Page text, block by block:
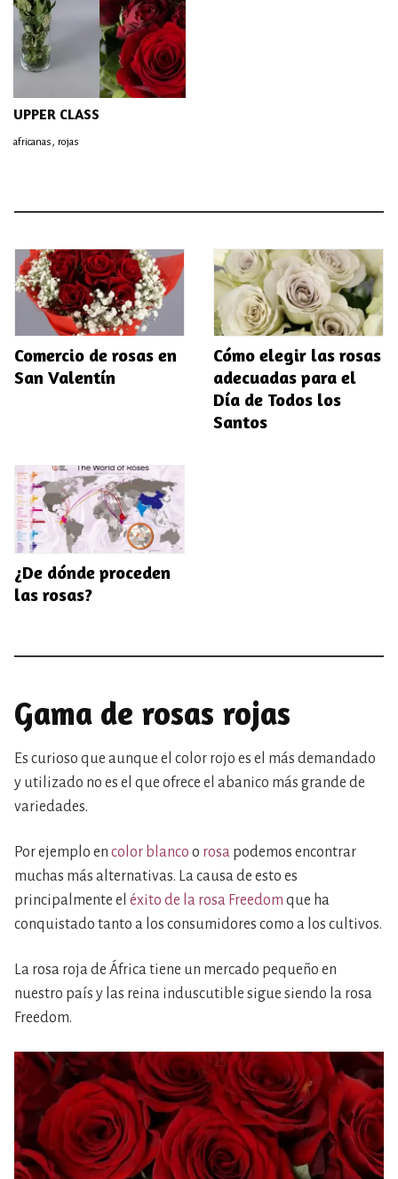
UPPER CLASS
africanas, rojas
Comercio de rosas en
San Valentín
Cómo elegir las rosas
adecuadas para el
Día de Todos los
Santos
¿De dónde proceden
las rosas?
Gama de rosas rojas
Es curioso que aunque el color rojo es el más demandado
y utilizado no es el que ofrece el abanico más grande de
variedades.
Por ejemplo en color blanco o rosa podemos encontrar
muchas más alternativas. La causa de esto es
principalmente el éxito de la rosa Freedom que ha
conquistado tanto a los consumidores como a los cultivos.
La rosa roja de África tiene un mercado pequeño en
nuestro país y las reina induscutible sigue siendo la rosa
Freedom.